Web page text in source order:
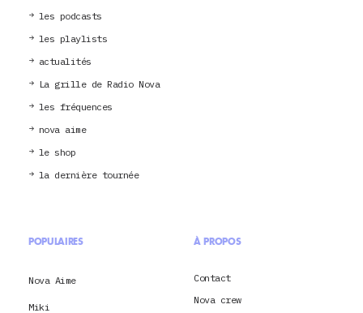
les podcasts
les playlists
actualités
La grille de Radio Nova
les fréquences
nova aime
le shop
la dernière tournée
POPULAIRES
Nova Aime
Miki
À PROPOS
Contact
Nova crew